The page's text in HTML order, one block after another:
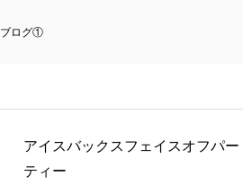
ブログ①
アイスバックスフェイスオフパー
ティー